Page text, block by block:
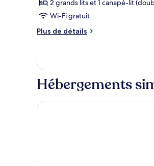
pour
ce
type
de
Appartement
Exclusif,
2
2 grands lits et 1 canapé-lit
Wi-Fi gratuit
Plus de détails
Plus
le
type
de
Appartement
Hébergements
Hotel Chrome Montreal